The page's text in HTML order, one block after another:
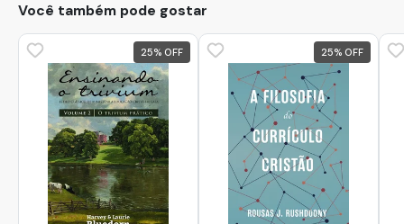
Você também pode gostar
25% 25%